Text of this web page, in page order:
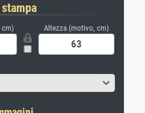
cm) Altezza (motivo, cm)